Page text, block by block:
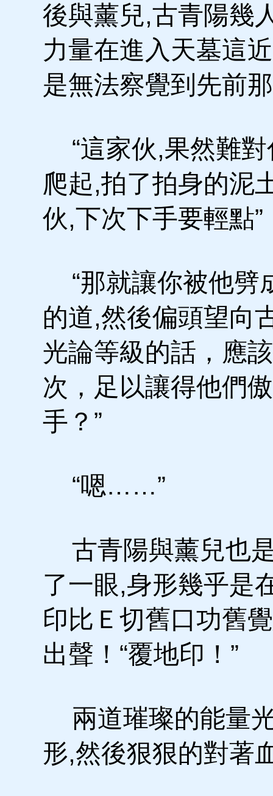
後與薰兒,古青陽幾
力量在進入天墓這
是無法察覺到先前
“這家伙,果然難對
爬起,拍了拍身的泥
伙,下次下手要輕點”
“那就讓你被他劈
的道,然後偏頭望向
光論等級的話，應
次，足以讓得他們
手？”
“嗯……”
古青陽與薰兒也
了一眼,身形幾乎是
印比Ｅ切舊口功舊
出聲！“覆地印！”
兩道璀璨的能量
形,然後狠狠的對著